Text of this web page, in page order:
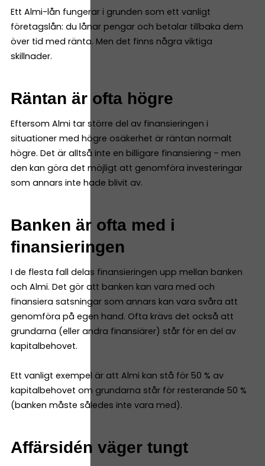
Ett Almi-lån fungerar i grunden som ett vanligt
företagslån: du lånar pengar och betalar tillbaka dem
över tid med ränta. Men det finns några viktiga
skillnader.
Räntan är ofta högre
Eftersom Almi tar större del av finansieringen i
situationer med högre osäkerhet är räntan normalt
högre. Det är alltså inte en billigare finansiering – men
den kan göra det möjligt att genomföra investeringar
som annars inte hade blivit av.
Banken är ofta med i
finansieringen
I de flesta fall delas finansieringen upp mellan banken
och Almi. Det gör att banken kan vara med och
finansiera satsningar som annars kan vara svåra att
genomföra på egen hand. Ofta krävs det också att
grundarna (eller andra finansiärer) står för en del av
kapitalbehovet.
Ett vanligt exempel är att Almi kan stå för 50 % av
kapitalbehovet om grundarna står för resterande 50 %
(banken måste således inte vara med).
Affärsidén väger tungt